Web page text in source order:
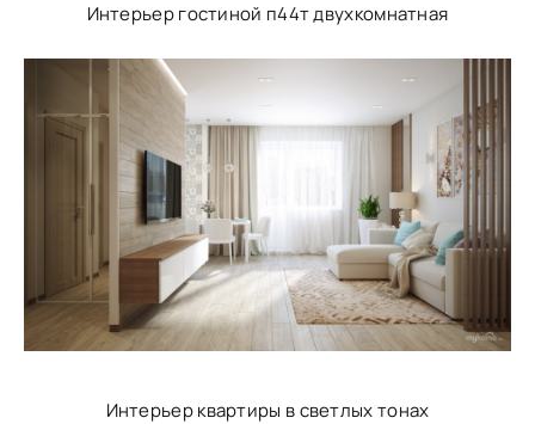
Интерьер гостиной п44т двухкомнатная
Интерьер квартиры в светлых тонах